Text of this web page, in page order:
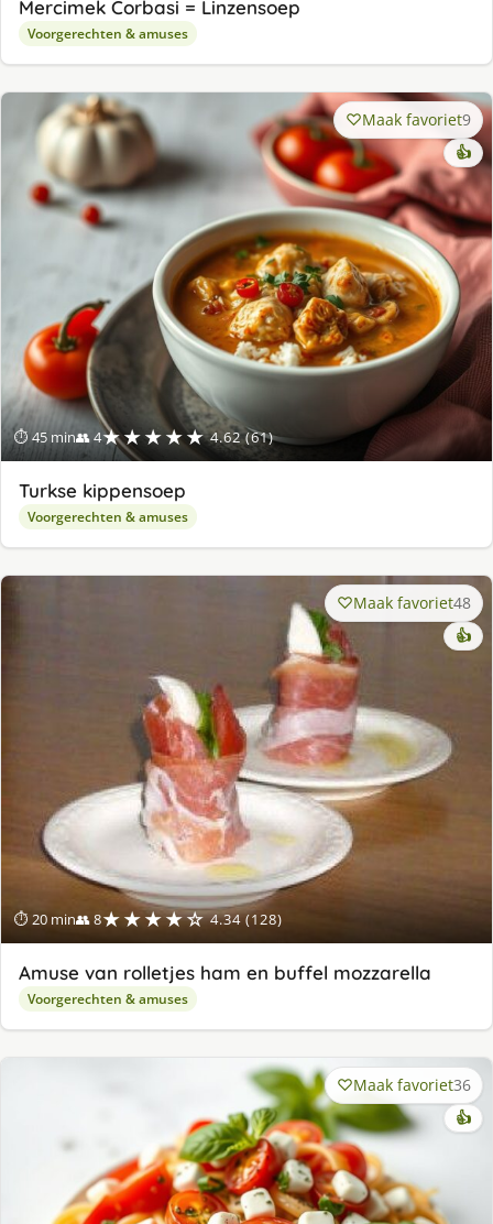
Mercimek Corbasi = Linzensoep
Voorgerechten & amuses
⏱ 45 min👥 4★★★★★ 4.62 (61)
Maak favoriet9
👍
Turkse kippensoep
Voorgerechten & amuses
⏱ 20 min👥 8★★★★☆ 4.34 (128)
Maak favoriet48
👍
Amuse van rolletjes ham en buffel mozzarella
Voorgerechten & amuses
Maak favoriet36
👍